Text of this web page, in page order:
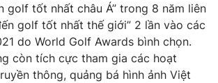
Vươn mình bằng AI
VTV8
golf tốt nhất châu Á” trong 8 năm liên
golf tốt nhất thế giới” 2 lần vào các
do World Golf Awards bình chọn.
còn tích cực tham gia các hoạt
thông, quảng bá hình ảnh Việt